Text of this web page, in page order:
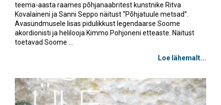
teema-aasta raames põhjanaabritest kunstnike Ritva
Kovalaineni ja Sanni Seppo näitust “Põhjatuule metsad”.
Avasündmusele lisas pidulikkust legendaarse Soome
akordionisti ja helilooja Kimmo Pohjoneni etteaste. Näitust
toetavad Soome ...
Loe lähemalt...